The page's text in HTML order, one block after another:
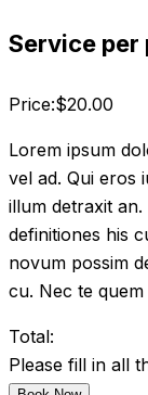
Service per
Price:$20.00
Lorem ipsum
vel ad. Qui eros
illum detraxit
definitiones his
novum possim
cu. Nec te
Total:
Please fill in all